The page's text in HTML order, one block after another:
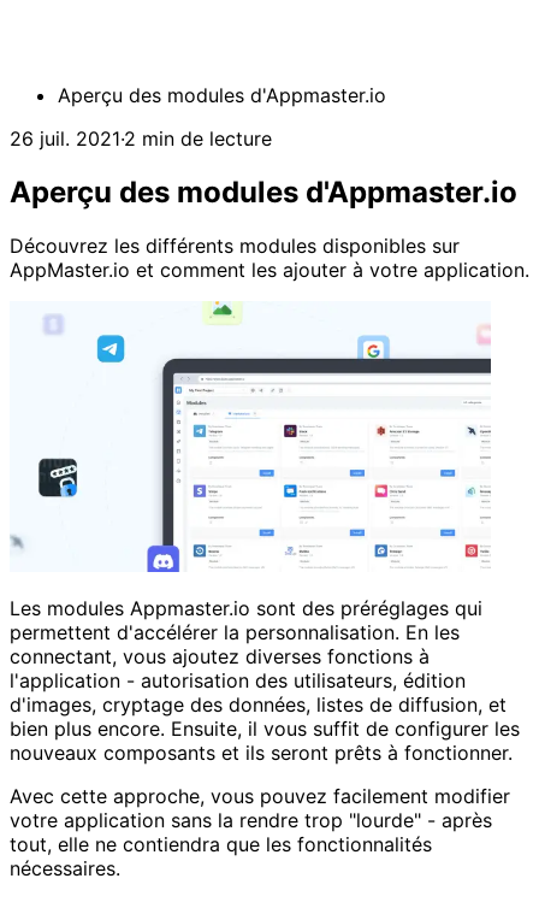
Aperçu des modules d'Appmaster.io
26 juil. 2021·2 min de lecture
Aperçu des modules d'Appmaster.io
Découvrez les différents modules disponibles sur
AppMaster.io et comment les ajouter à votre application.
Les modules Appmaster.io sont des préréglages qui
permettent d'accélérer la personnalisation. En les
connectant, vous ajoutez diverses fonctions à
l'application - autorisation des utilisateurs, édition
d'images, cryptage des données, listes de diffusion, et
bien plus encore. Ensuite, il vous suffit de configurer les
nouveaux composants et ils seront prêts à fonctionner.
Avec cette approche, vous pouvez facilement modifier
votre application sans la rendre trop "lourde" - après
tout, elle ne contiendra que les fonctionnalités
nécessaires.